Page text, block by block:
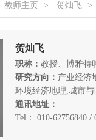
教师主页 > 贺灿飞 >
贺灿飞
职称： 教授、博雅特
研究方向： 产业经济
环境经济地理,城市与
通讯地址：
Tel： 010-62756840 /